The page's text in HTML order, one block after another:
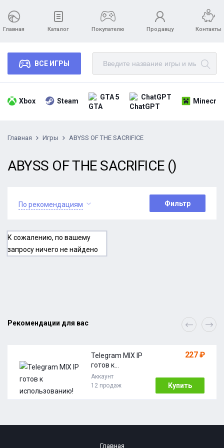
Главная Каталог Покупателю Продавцу Контакты
ВСЕ ИГРЫ
Xbox Steam GTA 5 ChatGPT
Главная Игры ABYSS OF THE SACRIFICE
ABYSS OF THE SACRIFICE ()
По рекомендациям Фильтр
К сожалению, по вашему
запросу ничего не найдено
Рекомендации для вас
Telegram MIX IP
готов к
использовани
ю!
Аккаунт
12 продаж
227 ₽
Купить
Главная